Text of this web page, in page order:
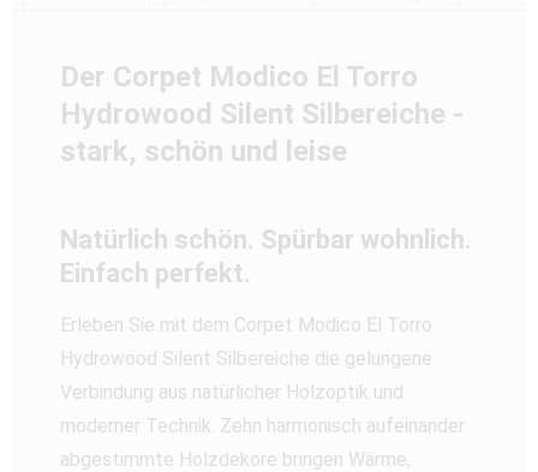
Der Corpet Modico El Torro
Hydrowood Silent Silbereiche -
stark, schön und leise
Natürlich schön. Spürbar wohnlich.
Einfach perfekt.
Erleben Sie mit dem Corpet Modico El Torro
Hydrowood Silent Silbereiche die gelungene
Verbindung aus natürlicher Holzoptik und
moderner Technik. Zehn harmonisch aufeinander
abgestimmte Holzdekore bringen Wärme,